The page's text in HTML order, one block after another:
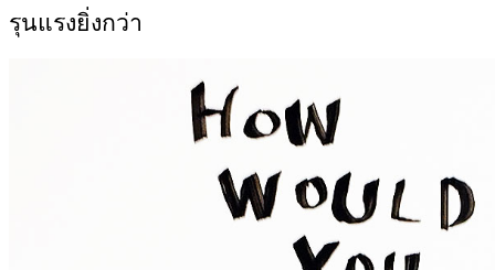
รุนแรงยิ่งกว่า